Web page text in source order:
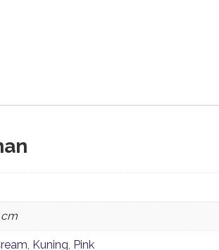
cm
, Kuning, Pink